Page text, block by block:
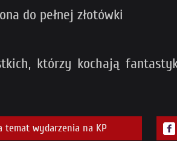
do pełnej złotówki
którzy kochają
temat wydarzenia na KP